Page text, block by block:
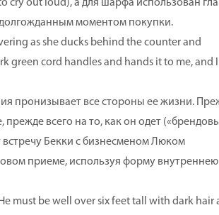
cry out loud), а для шарфа использован
долгожданным моментом покупки.
as she ducks behind the counter and
green cord handles and hands it to me, and I
пронизывает все стороны ее жизни.
всего на то, как он одет
Бекки с бизнесменом Люком
приеме, используя форму внутреннею
must be well over six feet tall with dark hair